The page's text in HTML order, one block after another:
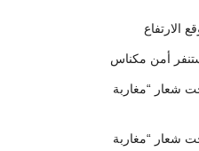
الارتفاع
أمن مكناس
شعار “مغاربة
شعار “مغاربة